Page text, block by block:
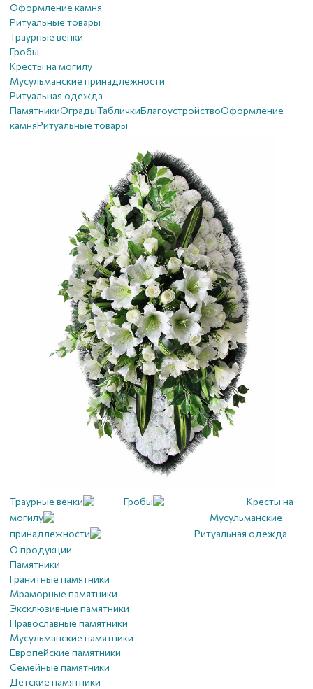
Оформление камня
Ритуальные товары
Траурные венки
Гробы
Кресты на могилу
Мусульманские принадлежности
Ритуальная одежда
ПамятникиОградыТабличкиБлагоустройствoОформление
камняРитуальные товары
Траурные венки Гробы
Кресты на
могилу
Мусульманские
принадлежности
Ритуальная одежда
О продукции
Памятники
Гранитные памятники
Мраморные памятники
Эксклюзивные памятники
Православные памятники
Мусульманские памятники
Европейские памятники
Семейные памятники
Детские памятники